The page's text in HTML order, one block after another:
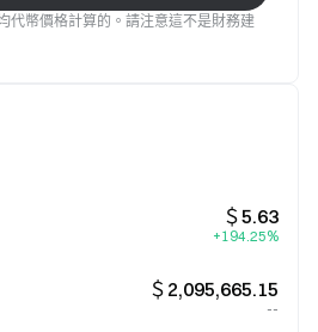
代幣價格計算的。請注意這不是財務建
＄5.63
+194.25%
＄2,095,665.15
--